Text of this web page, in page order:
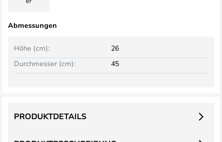
Abmessungen
Höhe (cm):
26
Durchmesser (cm):
45
PRODUKTDETAILS